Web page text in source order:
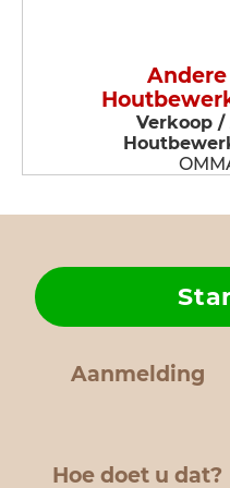
Verkoop /
Aanmelding
Hoe doet u dat?